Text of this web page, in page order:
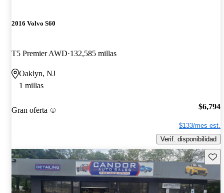
2016 Volvo S60
T5 Premier AWD 132,585 millas
Oaklyn, NJ
1 millas
Gran oferta $6,794
$133/mes est.
Verif. disponibilidad